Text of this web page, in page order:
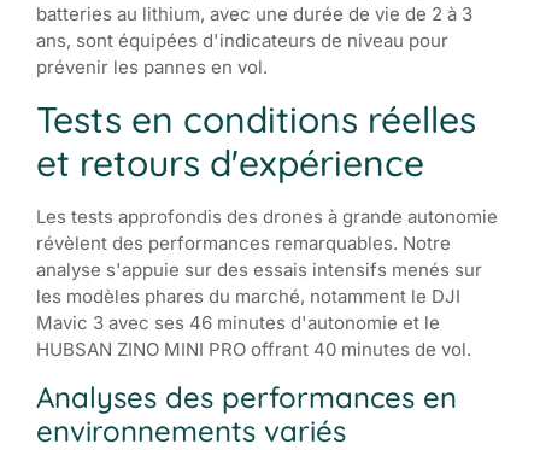
batteries au lithium, avec une durée de vie de 2 à 3
ans, sont équipées d'indicateurs de niveau pour
prévenir les pannes en vol.
Tests en conditions réelles
et retours d'expérience
Les tests approfondis des drones à grande autonomie
révèlent des performances remarquables. Notre
analyse s'appuie sur des essais intensifs menés sur
les modèles phares du marché, notamment le DJI
Mavic 3 avec ses 46 minutes d'autonomie et le
HUBSAN ZINO MINI PRO offrant 40 minutes de vol.
Analyses des performances en
environnements variés